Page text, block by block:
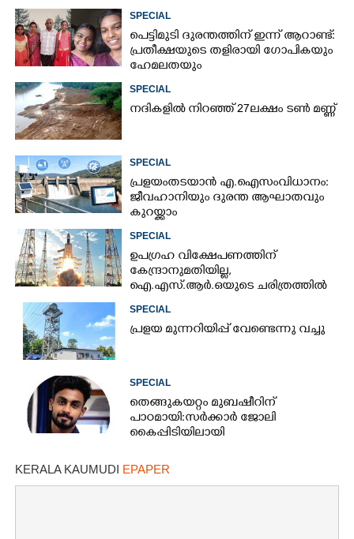
SPECIAL
പെട്ടിമുടി ദുരന്തത്തിന് ഇന്ന് ആറാണ്ട്:
പ്രതീക്ഷയുടെ തളിരായി ഗോപികയും
ഹേമലതയും
SPECIAL
നദികളിൽ നിറഞ്ഞ് 27ലക്ഷം ടൺ മണ്ണ്
SPECIAL
പ്രളയം തടയാൻ എ.ഐ സംവിധാനം:
ജീവഹാനിയും ദുരന്ത ആഘാതവും
കുറയ്ക്കാം
SPECIAL
ഉപഗ്രഹ വിക്ഷേപണത്തിന്
കേന്ദ്രാനുമതിയില്ല,​
ഐ.എസ്.ആർ.ഒയുടെ ചരിത്രത്തിൽ
SPECIAL
പ്ര​ളയ മു​ന്ന​റി​യി​പ്പ് ​വേണ്ടെന്നു വച്ചു
SPECIAL
തെങ്ങുകയറ്റം മുബഷീറിന്
പാഠമായി:സർക്കാർ ജോലി
കൈപ്പിടിയിലായി
KERALA KAUMUDI EPAPER